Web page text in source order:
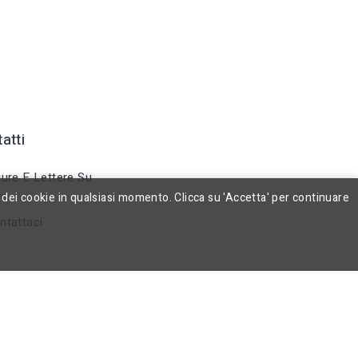
E Lettere Su
cookie in qualsiasi momento. Clicca su 'Accetta' per continuare